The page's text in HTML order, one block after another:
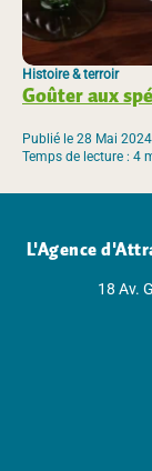
Goûter aux
Histoire & terroir
Publié le 28 Mai 2024
Temps de lecture : 4
L'Agence
18 Av.